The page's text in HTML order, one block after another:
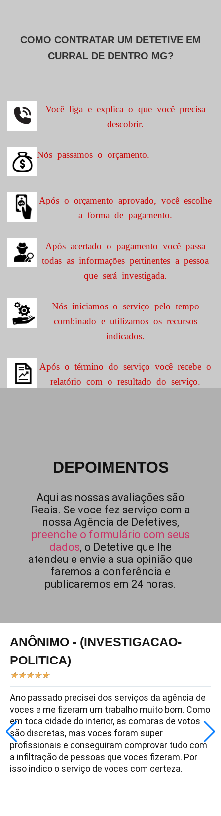
COMO CONTRATAR UM DETETIVE EM
CURRAL DE DENTRO MG?
Você liga e explica o que você precisa
descobrir.
Nós passamos o orçamento.
Após o orçamento aprovado, você escolhe
a forma de pagamento.
Após acertado o pagamento você passa
todas as informações pertinentes a pessoa
que será investigada.
Nós iniciamos o serviço pelo tempo
combinado e utilizamos os recursos
indicados.
Após o término do serviço você recebe o
relatório com o resultado do serviço.
DEPOIMENTOS
Aqui as nossas avaliações são
Reais. Se voce fez serviço com a
nossa Agência de Detetives,
preenche o formulário com seus
dados, o Detetive que lhe
atendeu e envie a sua opinião que
faremos a conferência e
publicaremos em 24 horas.
ANÔNIMO - (INVESTIGACAO-
POLITICA)
★★★★★
Ano passado precisei dos serviços da agência de
voces e me fizeram um trabalho muito bom. Como
em toda cidade do interior, as compras de votos
são discretas, mas voces foram super
profissionais e conseguiram comprovar tudo com
a infiltração de pessoas que voces fizeram. Por
isso indico o serviço de voces com certeza.